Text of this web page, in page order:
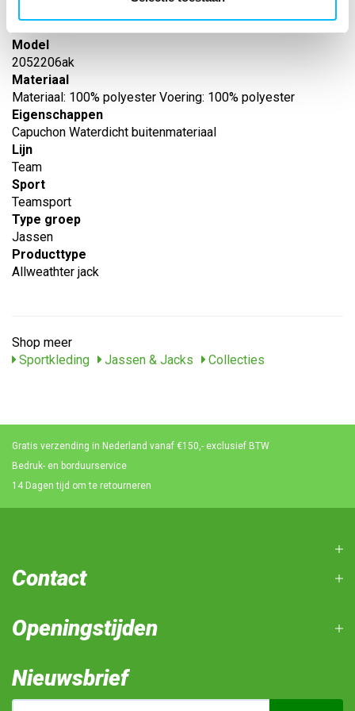
Model
2052206ak
Materiaal
Materiaal: 100% polyester Voering: 100% polyester
Eigenschappen
Capuchon Waterdicht buitenmateriaal
Lijn
Team
Sport
Teamsport
Type groep
Jassen
Producttype
Allweathter jack
Shop meer
Sportkleding
Jassen & Jacks Collecties
Gratis verzending in Nederland vanaf €150,- exclusief BTW
Bedruk- en borduurservice
14 Dagen tijd om te retourneren
Contact
Openingstijden
Nieuwsbrief